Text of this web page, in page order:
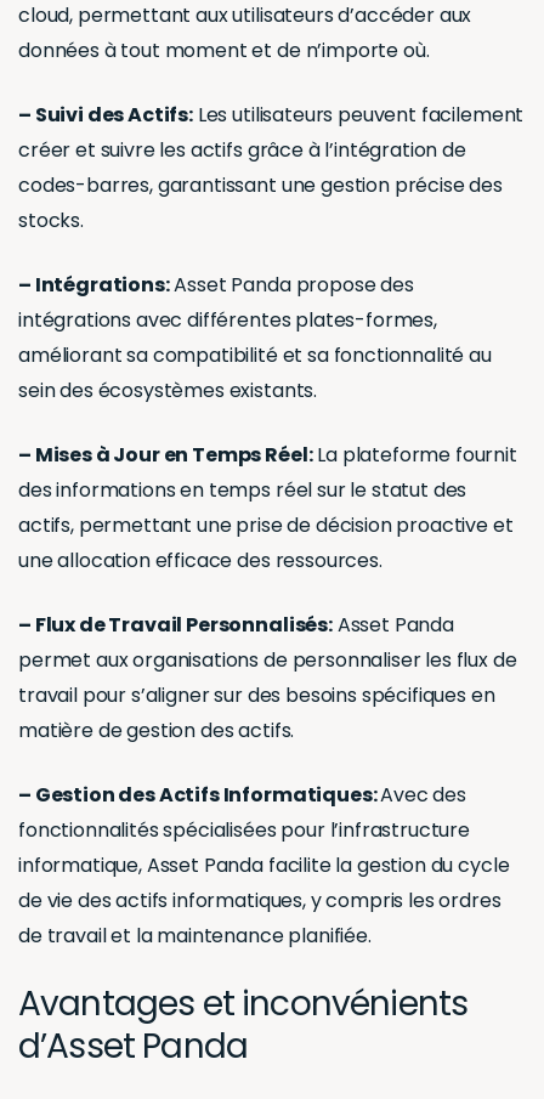
cloud, permettant aux utilisateurs d’accéder aux
données à tout moment et de n’importe où.
– Suivi des Actifs:Les utilisateurs peuvent facilement
créer et suivre les actifs grâce à l’intégration de
codes-barres, garantissant une gestion précise des
stocks.
– Intégrations:Asset Panda propose des
intégrations avec différentes plates-formes,
améliorant sa compatibilité et sa fonctionnalité au
sein des écosystèmes existants.
– Mises à Jour en Temps Réel:La plateforme fournit
des informations en temps réel sur le statut des
actifs, permettant une prise de décision proactive et
une allocation efficace des ressources.
– Flux de Travail Personnalisés:Asset Panda
permet aux organisations de personnaliser les flux de
travail pour s’aligner sur des besoins spécifiques en
matière de gestion des actifs.
– Gestion des Actifs Informatiques:Avec des
fonctionnalités spécialisées pour l’infrastructure
informatique, Asset Panda facilite la gestion du cycle
de vie des actifs informatiques, y compris les ordres
de travail et la maintenance planifiée.
Avantages et inconvénients
d’Asset Panda